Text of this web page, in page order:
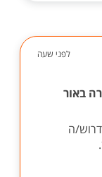
לפני שעה
באור
ה